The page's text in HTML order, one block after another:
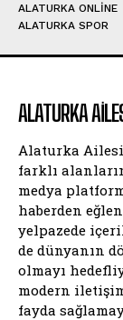
ALATURKA ONLINE
ALATURKA SPOR
ALATURKA
Alaturka
farklı
medya
haberden
yelpazede
de dünyanın
olmayı
modern
fayda